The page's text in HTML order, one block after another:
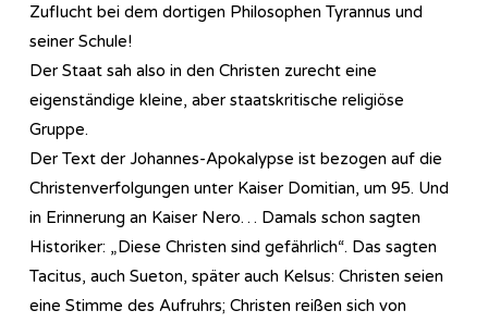
Zuflucht bei dem dortigen Philosophen Tyrannus und
seiner Schule!
Der Staat sah also in den Christen zurecht eine
eigenständige kleine, aber staatskritische religiöse
Gruppe.
Der Text der Johannes-Apokalypse ist bezogen auf die
Christenverfolgungen unter Kaiser Domitian, um 95. Und
in Erinnerung an Kaiser Nero… Damals schon sagten
Historiker: „Diese Christen sind gefährlich“. Das sagten
Tacitus, auch Sueton, später auch Kelsus: Christen seien
eine Stimme des Aufruhrs; Christen reißen sich von